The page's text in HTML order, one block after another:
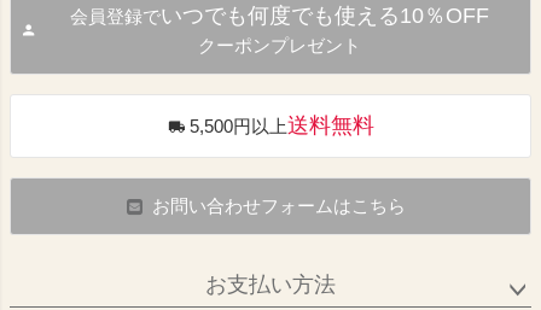
会員登録でいつでも何度でも使える10％OFF
クーポンプレゼント
5,500円以上送料無料
お問い合わせフォームはこちら
お支払い方法